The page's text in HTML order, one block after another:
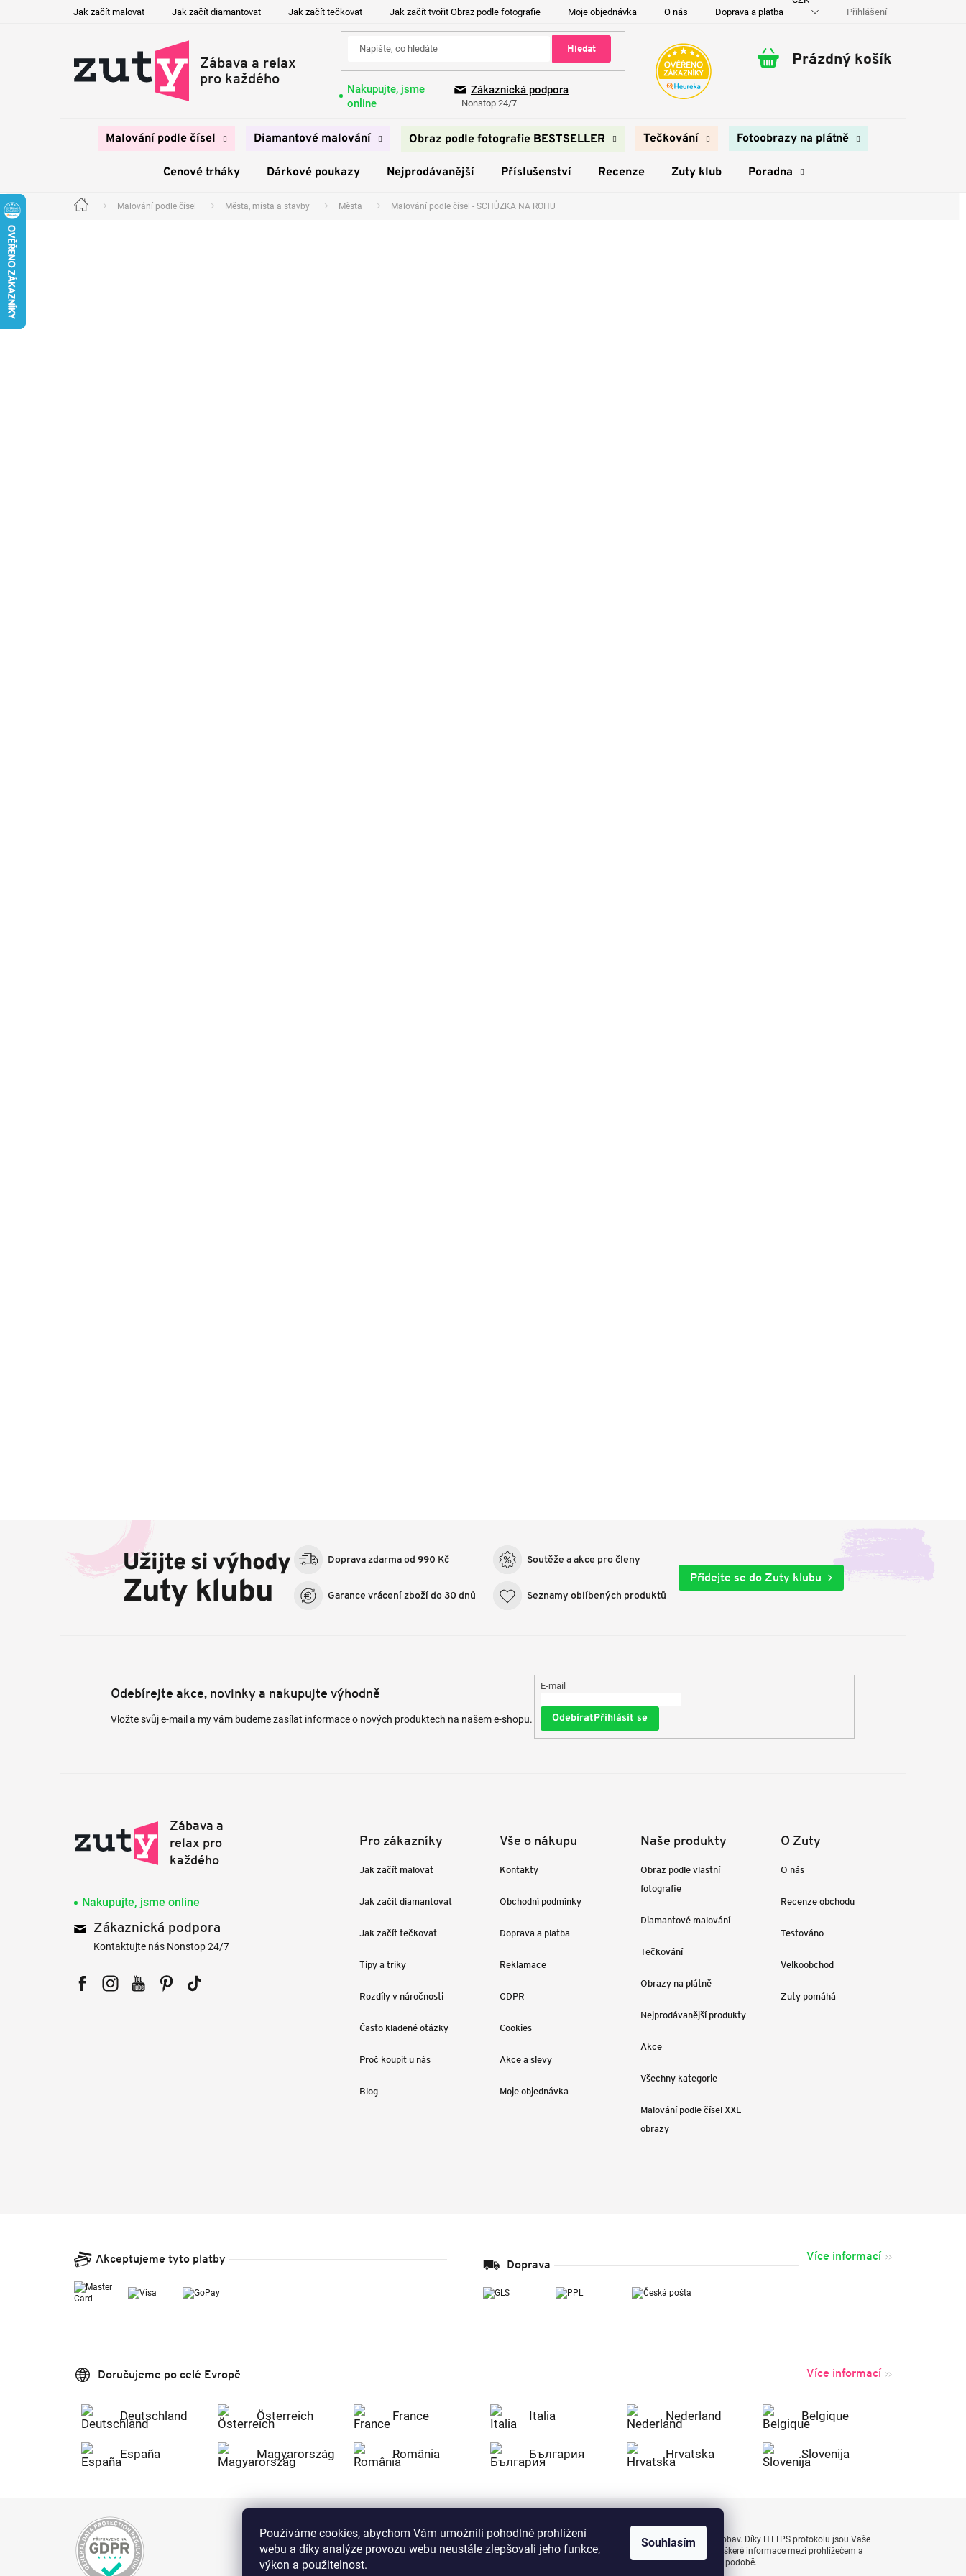
Používáme cookies, abychom Vám umožnili pohodlné prohlížení
webu a díky analýze provozu webu neustále zlepšovali jeho funkce,
výkon a použitelnost.
Souhlasím
Jak začít malovat Jak začít diamantovat Jak začít tečkovat Jak začít tvořit Obraz podle fotografie Moje objednávka O nás Doprava a platba Kontakty Přihlášení
Hledat
Nakupujte, jsme
online
Zákaznická podpora
Nonstop 24/7
Nákupní
Prázdný košík
Malování podle čísel Diamantové malování Obraz podle fotografie BESTSELLER Tečkování Fotoobrazy na plátně
Cenové trháky Dárkové poukazy Nejprodávanější Příslušenství Recenze Zuty klub Poradna
Domů Malování podle čísel Města, místa a stavby Města Malování podle čísel - SCHŮZKA NA ROHU
Užijte si výhody
Zuty klubu
Doprava zdarma od 990 Kč
Garance vrácení zboží do 30 dnů
Soutěže a akce pro členy
Seznamy oblíbených produktů
Přidejte se do Zuty klubu
Odebírejte akce, novinky a nakupujte výhodně
Vložte svůj e-mail a my vám budeme zasílat informace o nových produktech na našem e-shopu.
E-mail
Přihlásit se
Nakupujte, jsme online
Zákaznická podpora
Kontaktujte nás Nonstop 24/7
Pro zákazníky
Jak začít malovat
Jak začít diamantovat
Jak začít tečkovat
Tipy a triky
Rozdíly v náročnosti
Často kladené otázky
Proč koupit u nás
Blog
Vše o nákupu
Kontakty
Obchodní podmínky
Doprava a platba
Reklamace
GDPR
Cookies
Akce a slevy
Moje objednávka
Naše produkty
Obraz podle vlastní
fotografie
Diamantové malování
Tečkování
Obrazy na plátně
Nejprodávanější produkty
Akce
Všechny kategorie
Malování podle čísel XXL
obrazy
O Zuty
O nás
Recenze obchodu
Testováno
Velkoobchod
Zuty pomáhá
Akceptujeme tyto platby Doprava
Více informací
Doručujeme po celé Evropě Více informací
Deutschland Österreich France Italia Nederland Belgique
España Magyarország România България Hrvatska Slovenija
Nakupujte na Zuty bezpečně a bez obav. Díky HTTPS protokolu jsou Vaše
citlivá data v naprostém bezpečí, veškeré informace mezi prohlížečem a
serverem se přenášejí v zašifrované podobě.